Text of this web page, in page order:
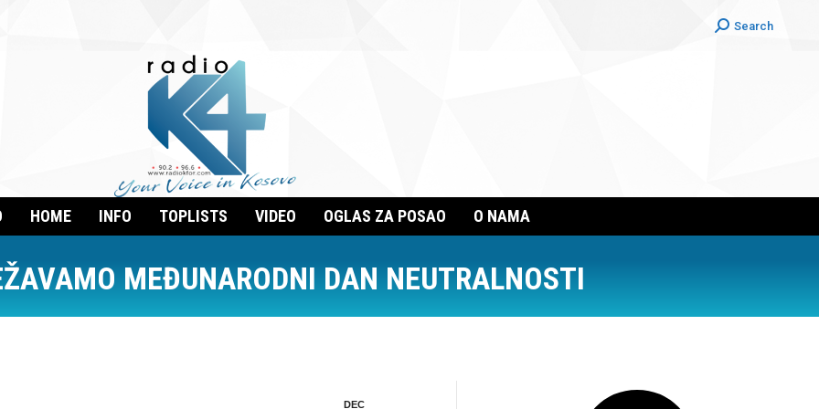
Search:
Search
HOME INFO TOPLISTS VIDEO OGLAS ZA POSAO O NAMA
MEĐUNARODNI DAN NEUTRALNOSTI
DEC